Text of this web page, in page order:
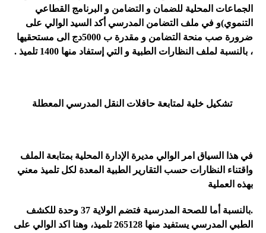
الجماعات المحلية للضمان و التضامن و البرنامج القطاعي
التنموي)و في ملف التضامن المدرسي أكد السيد الوالي على
ضرورة صب منحة التضامن و مقدرة ب 5000دج الى مستحقيها
، بالنسبة لملف النظارات الطبية و التي إستفاد منها 1400 تلميذ .
تشكيل خلية لمتابعة حافلات النقل المدرسي المعطلة
في هذا السياق امر الوالي مديرة الإدارة المحلية بمتابعة الملف
واقتناء النظارات حسب التقارير الطبية المعدة لكل تلميذ معني
بهذه العملية
.
بالنسبة أما للصحة المدرسية فتضم الولاية 37 وحدة للكشف
الطبي المدرسي يستفيد منها 265128 تلميذ، وهنا اكد الوالي على